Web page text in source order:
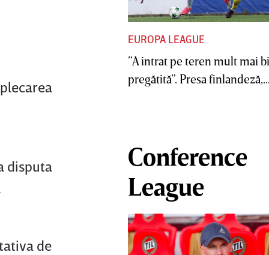
disputa
de
EUROPA LEAGUE
”A intrat pe teren mult mai
pregătită”. Presa
Conference
League